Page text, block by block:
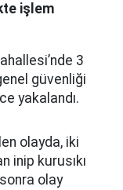
işlem
3
güvenliği
yakalandı.
olayda, iki
inip kurusıkı
olay